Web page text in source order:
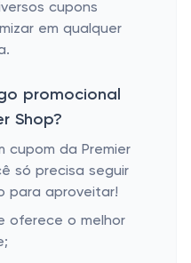
cupons
em qualquer
promocional
Shop?
cupom da Premier
só precisa seguir
para aproveitar!
oferece o melhor